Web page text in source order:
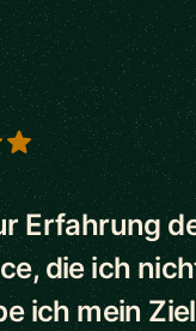
Erfahrung
die ich
ich mein